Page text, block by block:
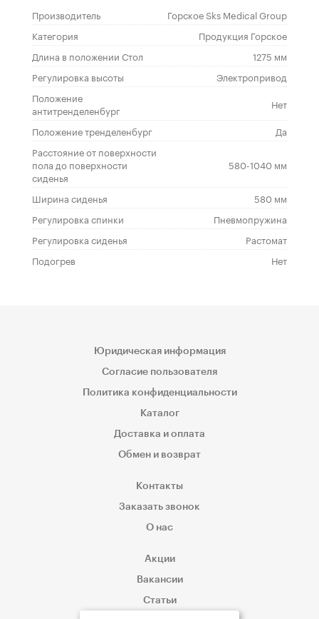
Производитель
Горское Sks Medical Group
Категория
Продукция Горское
Длина в положении Стол
1275 мм
Регулировка высоты
Электропривод
Положение
антитренделенбург
Нет
Положение тренделенбург
Да
Расстояние от поверхности
пола до поверхности
сиденья
580-1040 мм
Ширина сиденья
580 мм
Регулировка спинки
Пневмопружина
Регулировка сиденья
Растомат
Подогрев
Нет
Юридическая информация
Согласие пользователя
Политика конфиденциальности
Каталог
Доставка и оплата
Обмен и возврат
Контакты
Заказать звонок
О нас
Акции
Вакансии
Статьи